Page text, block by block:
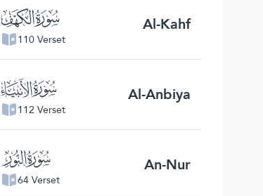
ﮞ
110 Verset
Al-Kahf
ﮡ
112 Verset
Al-Anbiya
ﮤ
64 Verset
An-Nur